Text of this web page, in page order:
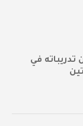
يدشن تدريباته في